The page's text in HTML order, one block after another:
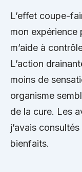
L’effet coupe-
mon expérience
m’aide à
L’action
moins de
organisme
de la cure. Les
j’avais
bienfaits.